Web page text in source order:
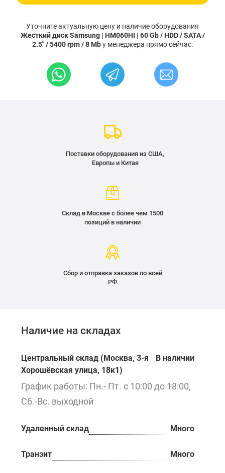
Уточните актуальную цену и наличие оборудования
Жесткий диск Samsung | HM060HI | 60 Gb / HDD / SATA /
2.5" / 5400 rpm / 8 Mbу менеджера прямо сейчас:
Поставки оборудования из США,
Европы и Китая
Склад в Москве с более чем 1500
позиций в наличии
Сбор и отправка заказов по всей
РФ
Наличие на складах
Центральный склад (Москва, 3-я
Хорошёвская улица, 18к1)
В наличии
График работы: Пн.- Пт. с 10:00 до 18:00,
Сб.-Вс. выходной
Удаленный склад Много
Транзит Много